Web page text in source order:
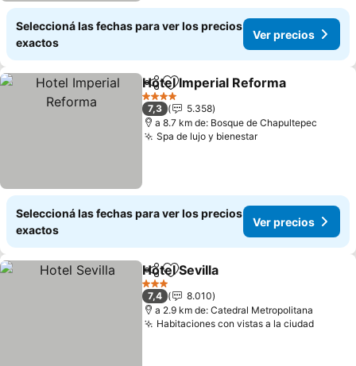
Seleccioná las fechas para ver los precios
exactos
Ver precios
CompartirAñadir a favoritos
Hotel Imperial Reforma
4 Estrellas
7,3
5.358
a 8.7 km de: Bosque de Chapultepec
Spa de lujo y bienestar
Seleccioná las fechas para ver los precios
exactos
Ver precios
CompartirAñadir a favoritos
Hotel Sevilla
3 Estrellas
7,4
8.010
a 2.9 km de: Catedral Metropolitana
Habitaciones con vistas a la ciudad